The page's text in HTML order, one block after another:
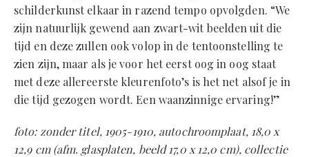
schilderkunst elkaar in razend tempo opvolgden. “We
zijn natuurlijk gewend aan zwart-wit beelden uit die
tijd en deze zullen ook volop in de tentoonstelling te
zien zijn, maar als je voor het eerst oog in oog staat
met deze allereerste kleurenfoto’s is het net alsof je in
die tijd gezogen wordt. Een waanzinnige ervaring!”
foto: zonder titel, 1905-1910, autochroomplaat, 18,0 x
12,9 cm (afm. glasplaten, beeld 17,0 x 12,0 cm), collectie